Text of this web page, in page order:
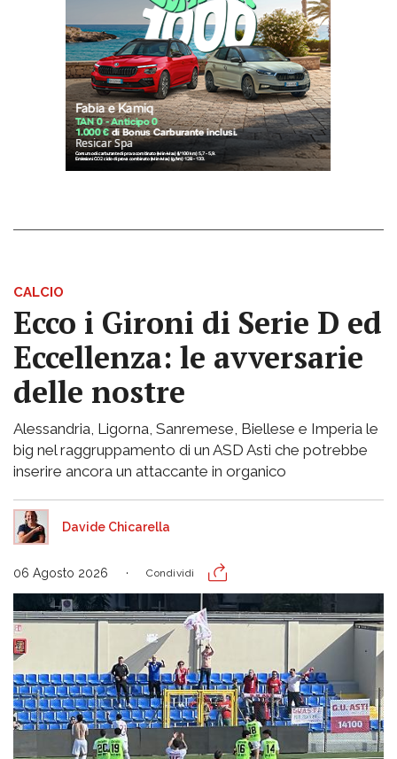
CALCIO
Ecco i Gironi di Serie D ed
Eccellenza: le avversarie
delle nostre
Alessandria, Ligorna, Sanremese, Biellese e Imperia le
big nel raggruppamento di un ASD Asti che potrebbe
inserire ancora un attaccante in organico
Davide Chicarella
06 Agosto 2026 Condividi